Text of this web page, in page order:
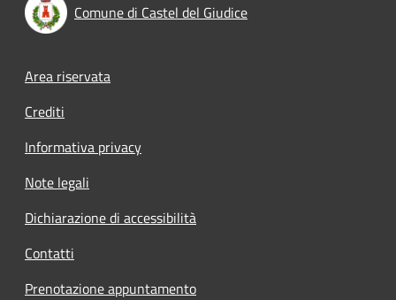
Comune di Castel del Giudice
Footer menu
Area riservata
Crediti
Informativa privacy
Note legali
Dichiarazione di accessibilità
Contatti
Prenotazione appuntamento